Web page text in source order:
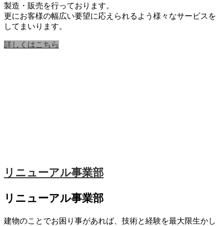
製造・販売を行っております。
更にお客様の幅広い要望に応えられるよう様々なサービスを
してまいります。
詳しくはこちら
リニューアル事業部
リニューアル事業部
建物のことでお困り事があれば、技術と経験を最大限生かし